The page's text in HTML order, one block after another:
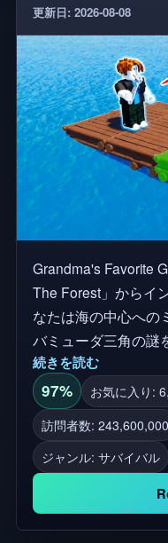
更新日: 2026-08-08
Grandma's Favorite
The Forest」からイン
なたは海の中心へのミ
バミューダ三角の謎
100日間生き残ってお金持
建設が生存の鍵とな
ゲームです。 遊び方： 🔩 資源を手に入れるか、ハ
ープーンで引っ掛け
段を使ってラフトの
し、神秘的な島を訪
け、恐ろしい敵と戦
続きを読む
97%
お気に入り:
訪問者数: 243,600,000
ジャンル: サバイバル